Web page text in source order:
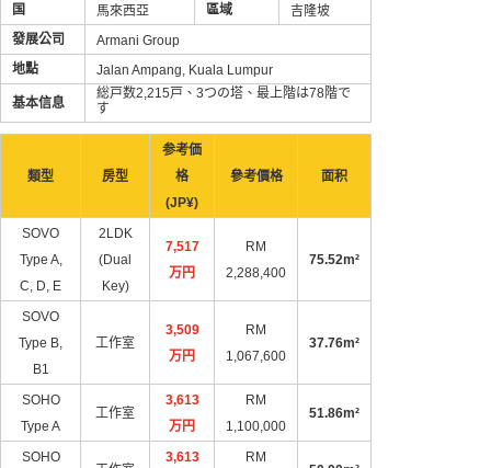
国
馬來西亞 區域
吉隆坡
發展公司
Armani Group
地點
Jalan Ampang, Kuala Lumpur
基本信息
総戸数2,215戸、3つの塔、最上階は78階で
す
類型 房型
参考価
格
(JP¥)
參考價格 面积
SOVO
Type A,
C, D, E
2LDK
(Dual
Key)
7,517
万円​
RM
2,288,400
75.52m²
SOVO
Type B,
B1
工作室
3,509
万円​
RM
1,067,600
37.76m²
SOHO
Type A
工作室
3,613
万円​
RM
1,100,000
51.86m²
SOHO
3,613
RM